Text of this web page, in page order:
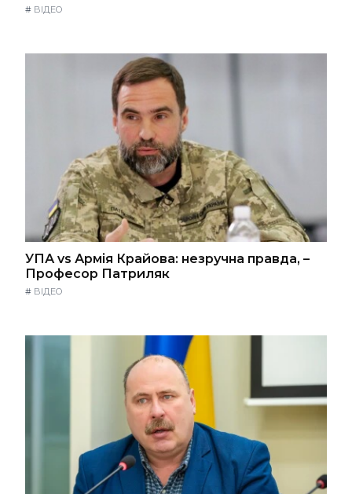
# ВІДЕО
УПА vs Армія Крайова: незручна правда, –
Професор Патриляк
# ВІДЕО